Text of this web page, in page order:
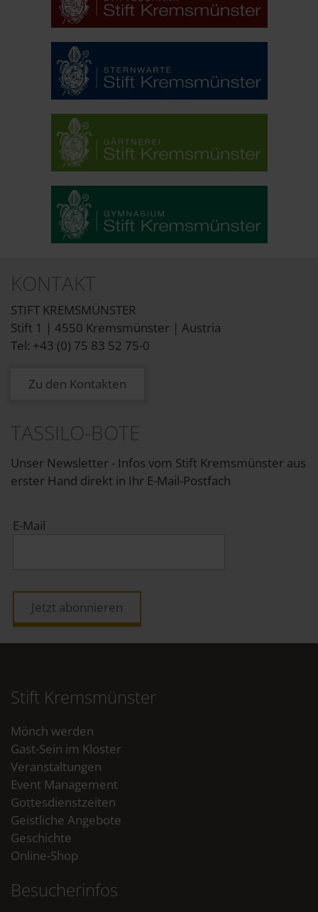
KONTAKT
STIFT KREMSMÜNSTER
Stift 1 | 4550 Kremsmünster | Austria
Tel: +43 (0) 75 83 52 75-0
Zu den Kontakten
TASSILO-BOTE
Unser Newsletter - Infos vom Stift Kremsmünster aus
erster Hand direkt in Ihr E-Mail-Postfach
E-Mail
Jetzt abonnieren
Stift Kremsmünster
Mönch werden
Gast-Sein im Kloster
Veranstaltungen
Event Management
Gottesdienstzeiten
Geistliche Angebote
Geschichte
Online-Shop
Besucherinfos